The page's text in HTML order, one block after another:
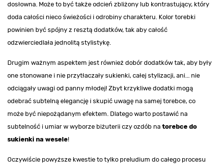
dosłowna. Może to być także odcień zbliżony lub kontrastujący, który
doda całości nieco świeżości i odrobiny charakteru. Kolor torebki
powinien być spójny z resztą dodatków, tak aby całość
odzwierciedlała jednolitą stylistykę.
Drugim ważnym aspektem jest również dobór dodatków tak, aby były
one stonowane i nie przytłaczały sukienki, całej stylizacji, ani... nie
odciągały uwagi od panny młodej! Zbyt krzykliwe dodatki mogą
odebrać subtelną elegancję i skupić uwagę na samej torebce, co
może być niepożądanym efektem. Dlatego warto postawić na
subtelność i umiar w wyborze biżuterii czy ozdób na torebce do
sukienki na wesele!
Oczywiście powyższe kwestie to tylko preludium do całego procesu